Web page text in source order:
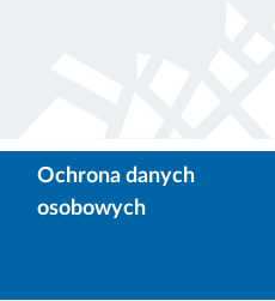
Ochrona danych
osobowych